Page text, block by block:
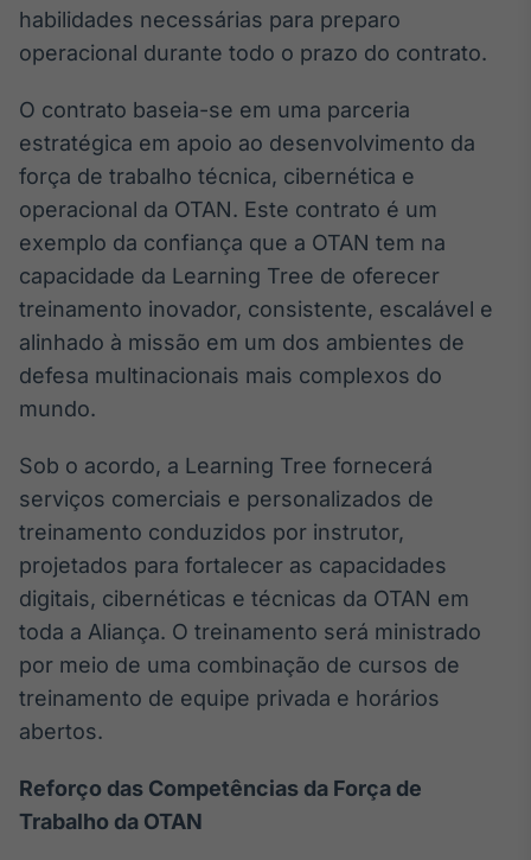
integração de
conteúdos e
dados
Broadcast
Ticker
Cotações e
headlines de
notícias
Broadcast
para conteúdos e
Broadcast
Wallboard
Conteúdos e
dados para
displays e telas
Broadcast
Curadoria
Tecnologia
habilidades necessárias para preparo
operacional durante todo o prazo do contrato.
O contrato baseia-se em uma parceria
estratégica em apoio ao desenvolvimento da
força de trabalho técnica, cibernética e
operacional da OTAN. Este contrato é um
exemplo da confiança que a OTAN tem na
capacidade da Learning Tree de oferecer
treinamento inovador, consistente, escalável e
alinhado à missão em um dos ambientes de
defesa multinacionais mais complexos do
mundo.
Sob o acordo, a Learning Tree fornecerá
serviços comerciais e personalizados de
treinamento conduzidos por instrutor,
projetados para fortalecer as capacidades
digitais, cibernéticas e técnicas da OTAN em
toda a Aliança. O treinamento será ministrado
por meio de uma combinação de cursos de
treinamento de equipe privada e horários
abertos.
Reforço das Competências da Força de
Trabalho da OTAN